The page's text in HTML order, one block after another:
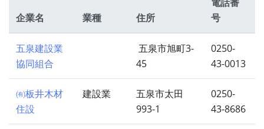
企業名 業種 住所
号
五泉建設業
協同組合
五泉市旭町3-
45
0250-
43-0013
㈲板井木材
住設
建設業
五泉市太田
993-1
0250-
43-8686